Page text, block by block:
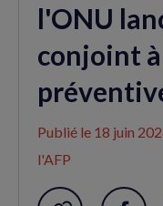
l'ONU
conjoint
Publié le 18 juin
l'AFP